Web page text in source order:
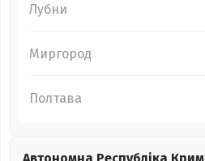
Лубни
Миргород
Полтава